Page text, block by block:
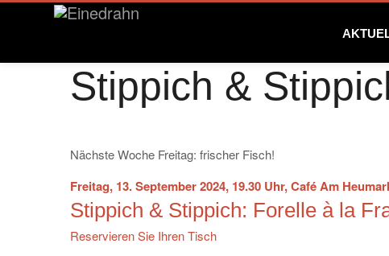
Stippich &
Nächste Woche Freitag: frischer Fisch!
Freitag, 13. September 2024, 19.30 Uhr, Café Am
Stippich & Stippich: Forelle à la
Reservieren Sie Ihren Tisch